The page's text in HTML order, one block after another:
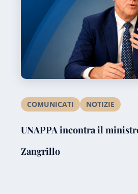
COMUNICATI NOTIZIE
UNAPPA incontra il
Zangrillo